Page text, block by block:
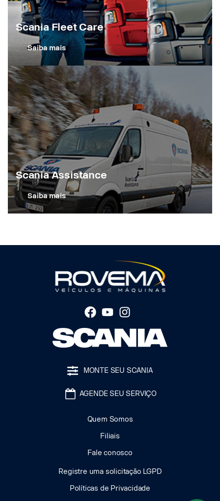
Scania Fleet Care
Saiba mais
Scania Assistance
Saiba mais
MONTE SEU SCANIA
AGENDE SEU SERVIÇO
Quem Somos
Filiais
Fale conosco
Registre uma solicitação LGPD
Políticas de Privacidade